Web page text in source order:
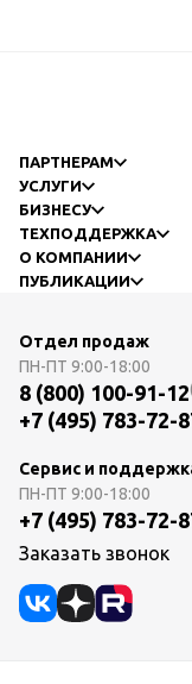
ПАРТНЕРАМ
УСЛУГИ
БИЗНЕСУ
ТЕХПОДДЕРЖКА
О КОМПАНИИ
ПУБЛИКАЦИИ
Отдел продаж
ПН-ПТ 9:00-18:00
8 (800) 100-91-12
+7 (495) 783-72-
Сервис и
ПН-ПТ 9:00-18:00
+7 (495) 783-72-
Заказать звонок